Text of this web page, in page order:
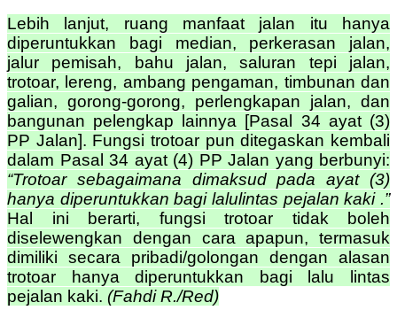
Lebih lanjut, ruang manfaat jalan itu hanya
diperuntukkan bagi median, perkerasan jalan,
jalur pemisah, bahu jalan, saluran tepi jalan,
trotoar, lereng, ambang pengaman, timbunan dan
galian, gorong-gorong, perlengkapan jalan, dan
bangunan pelengkap lainnya [Pasal 34 ayat (3)
PP Jalan]. Fungsi trotoar pun ditegaskan kembali
dalam Pasal 34 ayat (4) PP Jalan yang berbunyi:
“Trotoar sebagaimana dimaksud pada ayat (3)
hanya diperuntukkan bagi lalulintas pejalan kaki .”
Hal ini berarti, fungsi trotoar tidak boleh
diselewengkan dengan cara apapun, termasuk
dimiliki secara pribadi/golongan dengan alasan
trotoar hanya diperuntukkan bagi lalu lintas
pejalan kaki. (Fahdi R./Red)